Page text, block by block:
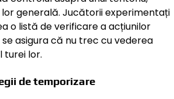
generală. Jucătorii experimentați
o listă de verificare a acțiunilor
asigura că nu trec cu vederea
turei lor.
de temporizare